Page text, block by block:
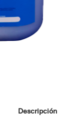
Descripción